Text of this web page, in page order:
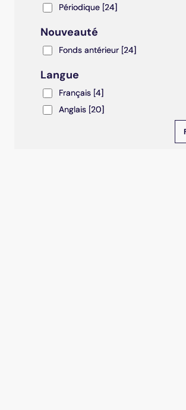
Périodique
Périodique [24]
Nouveauté
Fonds antérieur
Fonds antérieur [24]
Langue
Français
Français [4]
AnglaisAnglais [20]